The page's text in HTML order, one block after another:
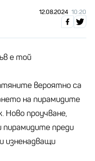
12.08.2024 10:20
е той
вероятно са
на пирамидите
Ново проучване,
пирамидите преди
изненадващи